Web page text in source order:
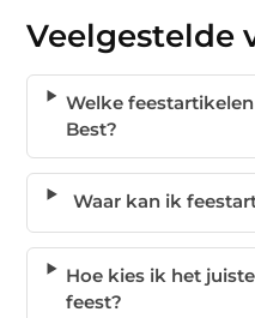
Veelgestelde
Welke
Best?
Waar kan ik
Hoe kies ik het
feest?